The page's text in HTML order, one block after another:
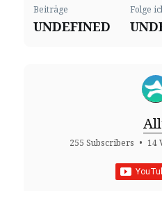
Beiträge
UNDEFINED
Folge
255 Subscribers • 14